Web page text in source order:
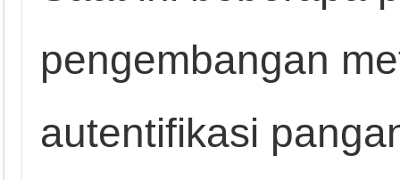
pengembangan
autentifikasi